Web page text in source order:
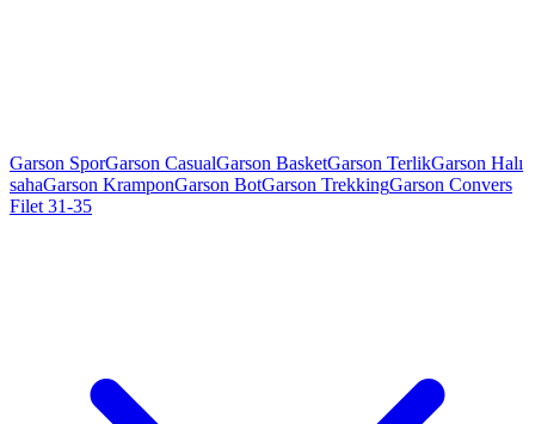
Garson SporGarson CasualGarson BasketGarson TerlikGarson Halı
sahaGarson KramponGarson BotGarson TrekkingGarson Convers
Filet 31-35